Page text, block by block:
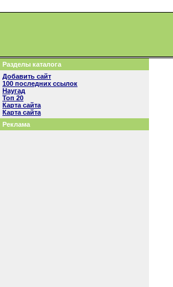
Разделы каталога
Добавить сайт
100 последних ссылок
Наугад
Топ 20
Карта сайта
Карта сайта
Реклама